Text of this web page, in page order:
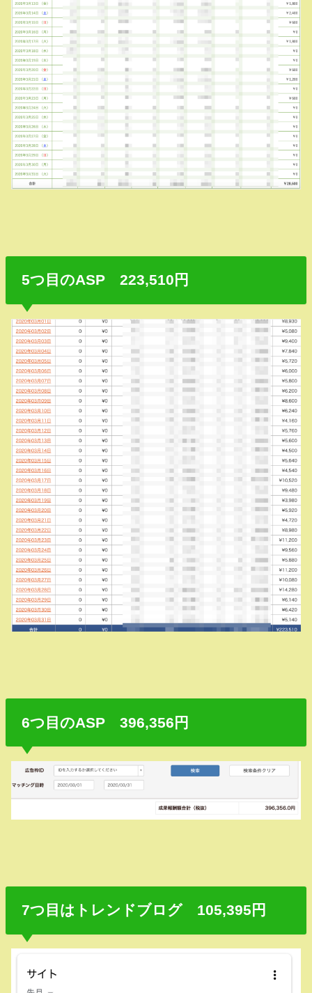
5つ目のASP 223,510円
6つ目のASP 396,356円
7つ目はトレンドブログ 105,395円